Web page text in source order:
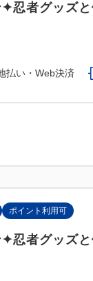
忍者グッズ
払い・Web決済
ポイント利用可
忍者グッズ